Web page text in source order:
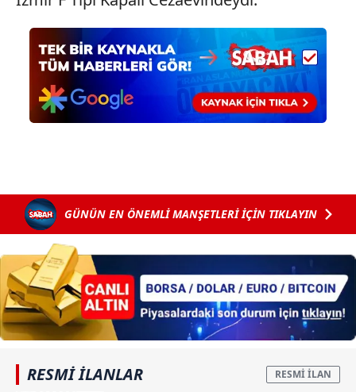
GÜNÜN EN ÖNEMLİ MANŞETLERİ İÇİN TIKLAYIN
RESMİ İLANLAR